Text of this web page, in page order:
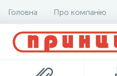
Головна Про компанію